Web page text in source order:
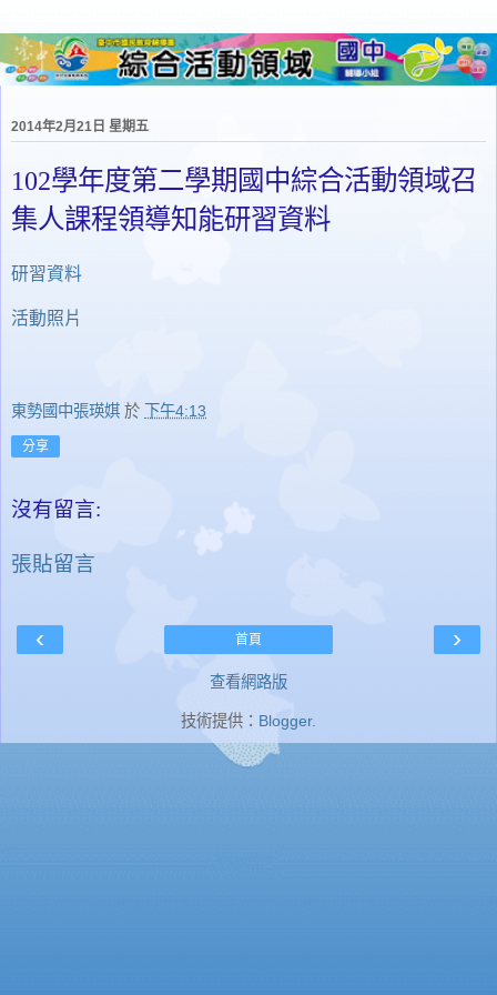
2014年2月21日 星期五
102學年度第二學期國中綜合活動領域召
集人課程領導知能研習資料
研習資料
活動照片
東勢國中張瑛娸 於 下午4:13
分享
沒有留言:
張貼留言
‹ ›
首頁
查看網路版
技術提供： Blogger.